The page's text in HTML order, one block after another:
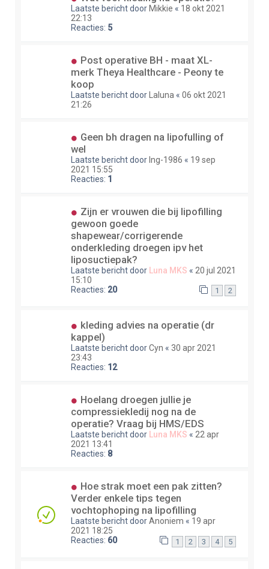
Laatste bericht door Mikkie « 18 okt 2021
22:13
Reacties: 5
Post operative BH - maat XL-
merk Theya Healthcare - Peony te
koop
Laatste bericht door Laluna « 06 okt 2021
21:26
Geen bh dragen na lipofulling of
wel
Laatste bericht door Ing-1986 « 19 sep
2021 15:55
Reacties: 1
Zijn er vrouwen die bij lipofilling
gewoon goede
shapewear/corrigerende
onderkleding droegen ipv het
liposuctiepak?
Laatste bericht door Luna MKS « 20 jul 2021
15:10
Reacties: 20 1 2
kleding advies na operatie (dr
kappel)
Laatste bericht doorCyn « 30 apr 2021
23:43
Reacties: 12
Hoelang droegen jullie je
compressiekledij nog na de
operatie? Vraag bij HMS/EDS
Laatste bericht door Luna MKS « 22 apr
2021 13:41
Reacties: 8
Hoe strak moet een pak zitten?
Verder enkele tips tegen
vochtophoping na lipofilling
Laatste bericht doorAnoniem « 19 apr
2021 18:25
Reacties: 60 1 2 3 4 5